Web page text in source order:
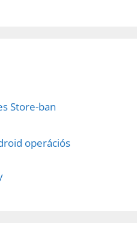
Store-ban
operációs